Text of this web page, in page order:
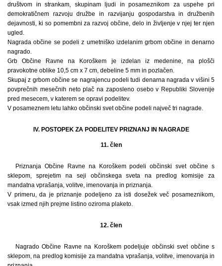
društvom in strankam, skupinam ljudi in posameznikom za uspehe pri
demokratičnem razvoju družbe in razvijanju gospodarstva in družbenih
dejavnosti, ki so pomembni za razvoj občine, delo in življenje v njej ter njen
ugled.
Nagrada občine se podeli z umetniško izdelanim grbom občine in denarno
nagrado.
Grb Občine Ravne na Koroškem je izdelan iz medenine, na plošči
pravokotne oblike 10,5 cm x 7 cm, debeline 5 mm in pozlačen.
Skupaj z grbom občine se nagrajencu podeli tudi denarna nagrada v višini 5
povprečnih mesečnih neto plač na zaposleno osebo v Republiki Slovenije
pred mesecem, v katerem se opravi podelitev.
V posameznem letu lahko občinski svet občine podeli največ tri nagrade.
IV. POSTOPEK ZA PODELITEV PRIZNANJ IN NAGRADE
11. člen
Priznanja Občine Ravne na Koroškem podeli občinski svet občine s
sklepom, sprejetim na seji občinskega sveta na predlog komisije za
mandatna vprašanja, volitve, imenovanja in priznanja.
V primeru, da je priznanje podeljeno za isti dosežek več posameznikom,
vsak izmed njih prejme listino oziroma plaketo.
12. člen
Nagrado Občine Ravne na Koroškem podeljuje občinski svet občine s
sklepom, na predlog komisije za mandatna vprašanja, volitve, imenovanja in